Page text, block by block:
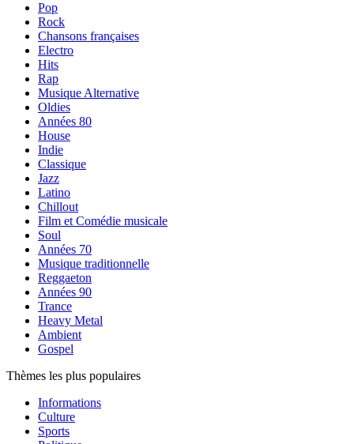
Pop
Rock
Chansons françaises
Electro
Hits
Rap
Musique Alternative
Oldies
Années 80
House
Indie
Classique
Jazz
Latino
Chillout
Film et Comédie musicale
Soul
Années 70
Musique traditionnelle
Reggaeton
Années 90
Trance
Heavy Metal
Ambient
Gospel
Thèmes les plus populaires
Informations
Culture
Sports